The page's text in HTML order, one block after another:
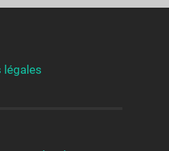
légales